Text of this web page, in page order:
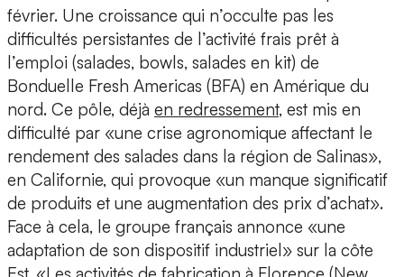
février. Une croissance qui n’occulte pas les
difficultés persistantes de l’activité frais prêt à
l’emploi (salades, bowls, salades en kit) de
Bonduelle Fresh Americas (BFA) en Amérique du
nord. Ce pôle, déjà en redressement, est mis en
difficulté par «une crise agronomique affectant le
rendement des salades dans la région de Salinas»,
en Californie, qui provoque «un manque significatif
de produits et une augmentation des prix d’achat».
Face à cela, le groupe français annonce «une
adaptation de son dispositif industriel» sur la côte